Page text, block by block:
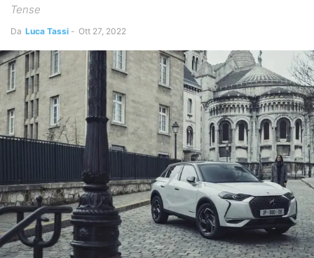
Tense
Da Luca Tassi - Ott 27, 2022